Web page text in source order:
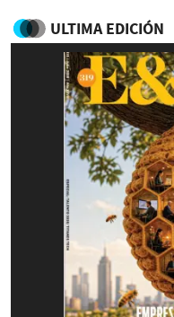
ULTIMA EDICIÓN